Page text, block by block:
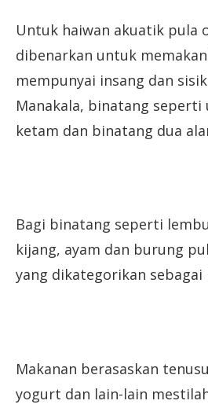
Untuk haiwan akuatik pula
dibenarkan untuk
mempunyai insang dan
Manakala, binatang seperti
ketam dan binatang dua
Bagi binatang seperti
kijang, ayam dan burung
yang dikategorikan
Makanan berasaskan
yogurt dan lain-lain